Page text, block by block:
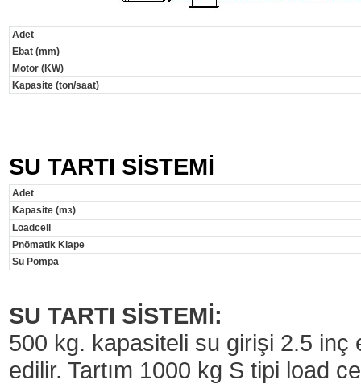
Adet
Ebat (mm)
Motor (KW)
Kapasite (ton/saat)
SU TARTI SİSTEMİ
Adet
Kapasite (m3)
Loadcell
Pnömatik Klape
Su Pompa
SU TARTI SİSTEMİ:
500 kg. kapasiteli su girişi 2.5
edilir. Tartım 1000 kg S tipi load